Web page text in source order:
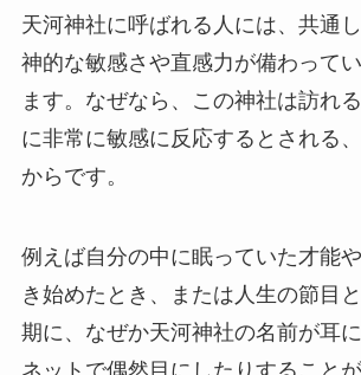
天河神社に呼ばれる人には、共通
神的な敏感さや直感力が備わって
ます。なぜなら、この神社は訪れ
に非常に敏感に反応するとされる
からです。
例えば自分の中に眠っていた才能
き始めたとき、または人生の節目
期に、なぜか天河神社の名前が耳